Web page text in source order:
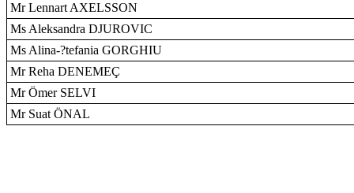
Mr Lennart AXELSSON
Ms Aleksandra DJUROVIC
Ms Alina-?tefania GORGHIU
Mr Reha DENEMEÇ
Mr Ömer SELVI
Mr Suat ÖNAL